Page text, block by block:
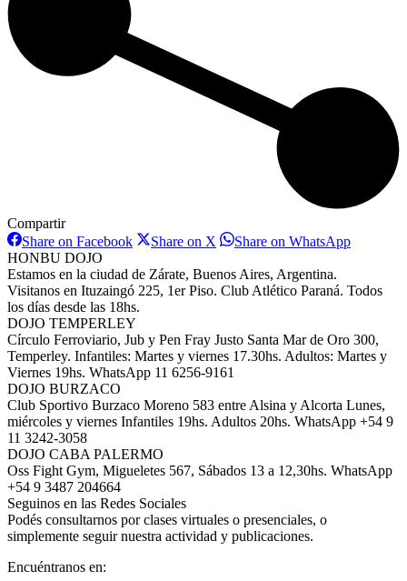
Compartir
Share on FacebookShare
Facebook
Share on X Share
X
Share on WhatsAppShare
HONBU DOJO
Estamos en la ciudad de Zárate, Buenos Aires, Argentina.
Visitanos en Ituzaingó 225, 1er Piso. Club Atlético Paraná. Todos
los días desde las 18hs.
DOJO TEMPERLEY
Círculo Ferroviario, Jub y Pen Fray Justo Santa Mar de Oro 300,
Temperley. Infantiles: Martes y viernes 17.30hs. Adultos: Martes y
Viernes 19hs. WhatsApp 11 6256-9161
DOJO BURZACO
Club Sportivo Burzaco Moreno 583 entre Alsina y Alcorta Lunes,
miércoles y viernes Infantiles 19hs. Adultos 20hs. WhatsApp +54 9
11 3242-3058
DOJO CABA PALERMO
Oss Fight Gym, Migueletes 567, Sábados 13 a 12,30hs. WhatsApp
+54 9 3487 204664
Seguinos en las Redes Sociales
Podés consultarnos por clases virtuales o presenciales, o
simplemente seguir nuestra actividad y publicaciones.
Encuéntranos en: